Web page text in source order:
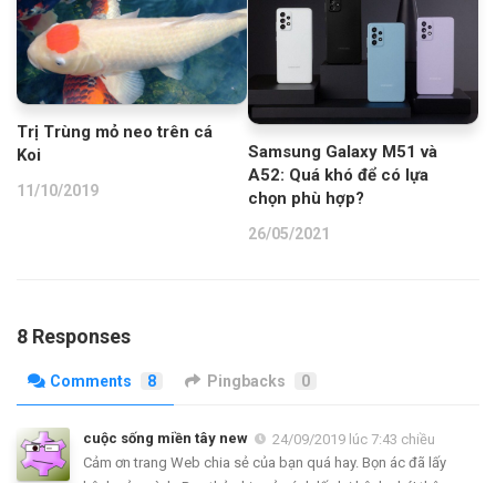
Trị Trùng mỏ neo trên cá
Koi
11/10/2019
Samsung Galaxy M51 và
A52: Quá khó để có lựa
chọn phù hợp?
26/05/2021
8 Responses
Comments 8 Pingbacks 0
cuộc sống miền tây new
24/09/2019 lúc 7:43 chiều
Cảm ơn trang Web chia sẻ của bạn quá hay. Bọn ác đã lấy